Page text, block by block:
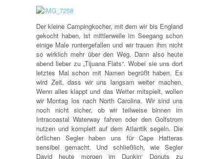
Der kleine Campingkocher, mit dem wir bis England
gekocht haben, ist mittlerweile im Seegang schon
einige Male runtergefallen und wir trauen ihm nicht
so wirklich mehr über den Weg. Dann also heute
abend lieber zu „Tijuana Flats“. Wobei sie uns dort
letztes Mal schon mit Namen begrüßt haben. Es
wird Zeit, dass wir uns langsam weiter machen.
Wenn alles klappt und das Wetter mitspielt, wollen
wir Montag los nach North Carolina. Wir sind uns
noch nicht sicher, ob wir teilweise binnen im
Intracoastal Waterway fahren oder den Golfstrom
nutzen und komplett auf dem Atlantik segeln. Die
örtlichen Segler haben uns für Cape Hatteras
sensibel gemacht. Und schließlich, wie Segler
David heute morgen im Dunkin‘ Donuts zu